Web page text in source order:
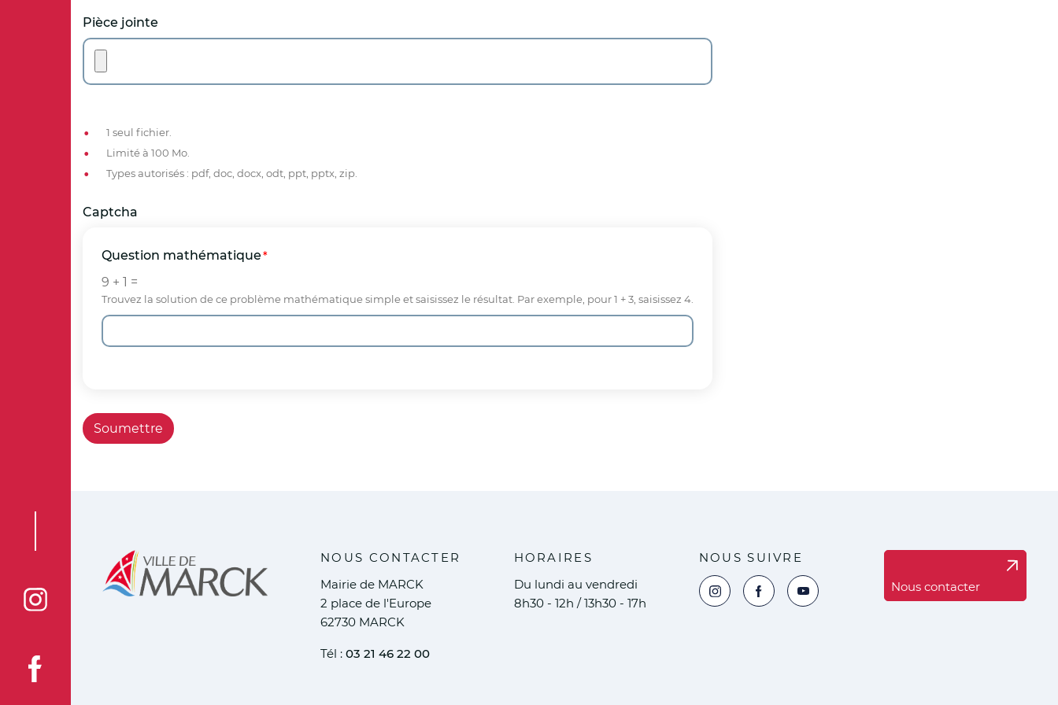
Voir la page Instagram de la ville de Marck
Pièce jointe
1 seul fichier.
Limité à 100 Mo.
Types autorisés : pdf, doc, docx, odt, ppt, pptx, zip.
Captcha
Question mathématique
9 + 1 =
Trouvez la solution de ce problème mathématique simple et saisissez le résultat. Par exemple, pour 1 + 3, saisissez 4.
NOUS CONTACTER
Mairie de MARCK
2 place de l'Europe
62730 MARCK
Tél :03 21 46 22 00
HORAIRES
Du lundi au vendredi
8h30 - 12h / 13h30 - 17h
NOUS SUIVRE
Voir la page Instagram de la ville de Marck
Voir la page Facebook de la ville de Marck
Voir le compte YouTube de la ville de Marck
Nous contacter